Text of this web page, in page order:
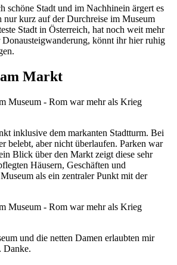
schöne Stadt und im Nachhinein ärgert es
nur kurz auf der Durchreise im Museum
Stadt in Österreich, hat noch weit mehr
Donausteigwanderung, könnt ihr hier ruhig
am Markt
inklusive dem markanten Stadtturm. Bei
belebt, aber nicht überlaufen. Parken war
Blick über den Markt zeigt diese sehr
Häusern, Geschäften und
als ein zentraler Punkt mit der
und die netten Damen erlaubten mir
Danke.